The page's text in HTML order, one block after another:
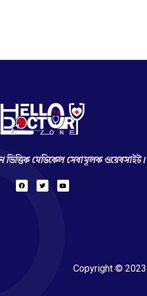
ভিত্তিক মেডিকেল সেবামূলক ওয়েবসাইট।
Copyright ©